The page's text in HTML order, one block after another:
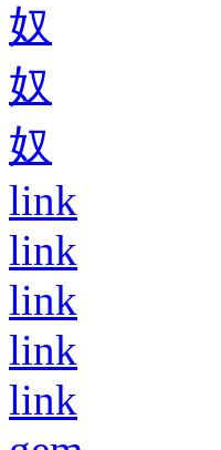
奴
奴
奴
link
link
link
link
link